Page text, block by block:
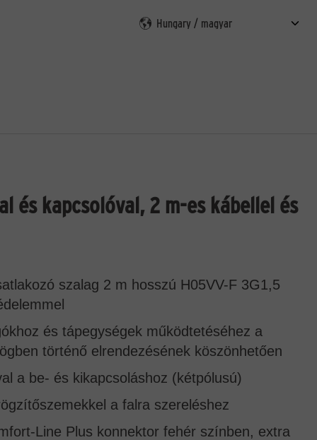
és kapcsolóval, 2 m-es kábellel és
szalag 2 m hosszú H05VV-F 3G1,5
és tápegységek működtetéséhez a
történő elrendezésének köszönhetően
a be- és kikapcsoláshoz (kétpólusú)
a falra szereléshez
Line Plus konnektor fehér színben, extra